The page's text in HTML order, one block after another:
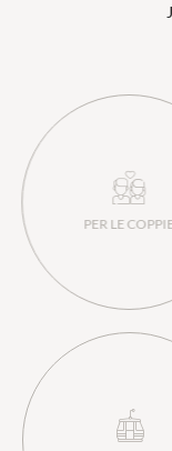
PER LE